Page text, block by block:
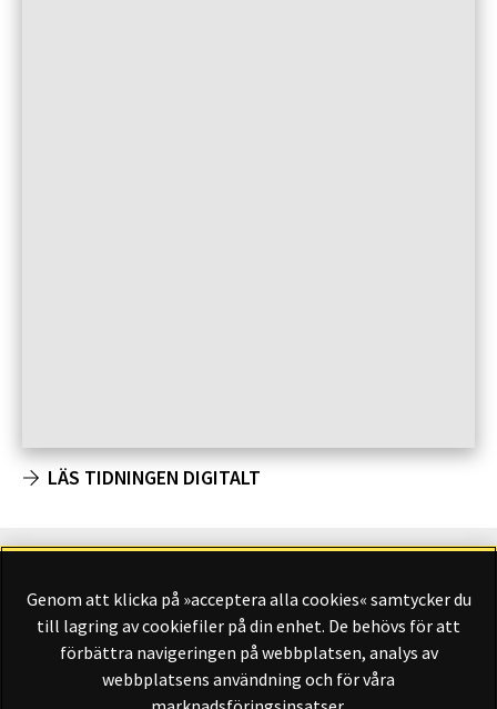
LÄS TIDNINGEN DIGITALT
Finansliv ägs av Finansliv Sverige AB, 556784-8741.
Genom att klicka på »acceptera alla cookies« samtycker du
till lagring av cookiefiler på din enhet. De behövs för att
förbättra navigeringen på webbplatsen, analys av
webbplatsens användning och för våra